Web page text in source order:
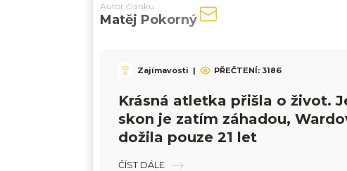
Autor článku
Matěj Pokorný
Zajímavosti | PŘEČTENÍ: 3186
Krásná atletka přišla o život.
skon je zatím záhadou,
dožila pouze 21 let
ČÍST DÁLE